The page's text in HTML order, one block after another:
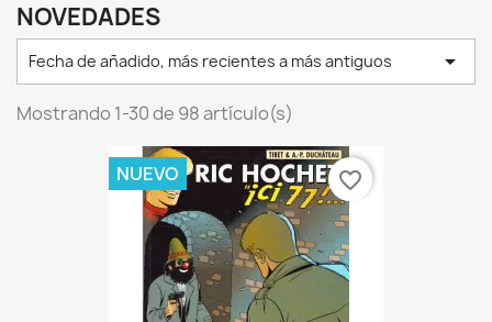
NOVEDADES
Fecha de añadido, más recientes a más antiguos 
Mostrando 1-30 de 98 artículo(s)
NUEVO favorite_border